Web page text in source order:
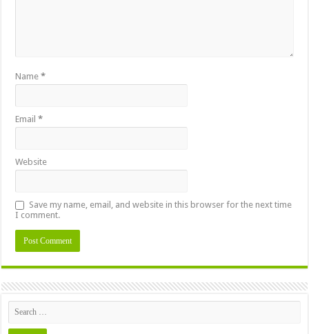
Name*
Email*
Website
Save my name, email, and website in this browser for the next time
I comment.